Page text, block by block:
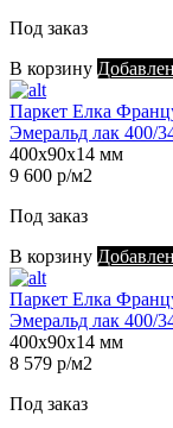
Под заказ
В корзину Добавлен
Паркет Елка
Эмеральд лак 400/
400х90х14 мм
9 600 р/м2
Под заказ
В корзину Добавлен
Паркет Елка
Эмеральд лак 400/
400х90х14 мм
8 579 р/м2
Под заказ